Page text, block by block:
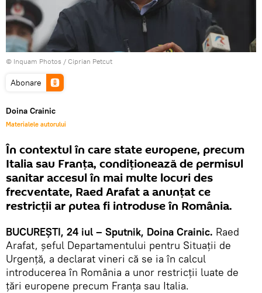
© Inquam Photos / Ciprian Petcut
Abonare
Doina Crainic
Materialele autorului
În contextul în care state europene, precum
Italia sau Franţa, condiţionează de permisul
sanitar accesul în mai multe locuri des
frecventate, Raed Arafat a anunţat ce
restricţii ar putea fi introduse în România.
BUCUREŞTI, 24 iul – Sputnik, Doina Crainic. Raed
Arafat, şeful Departamentului pentru Situaţii de
Urgenţă, a declarat vineri că se ia în calcul
introducerea în România a unor restricţii luate de
ţări europene precum Franţa sau Italia.